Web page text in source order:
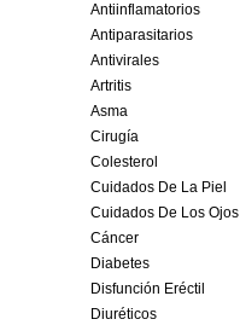
Antiinflamatorios
Antiparasitarios
Antivirales
Artritis
Asma
Cirugía
Colesterol
Cuidados De La Piel
Cuidados De Los Ojos
Cáncer
Diabetes
Disfunción Eréctil
Diuréticos